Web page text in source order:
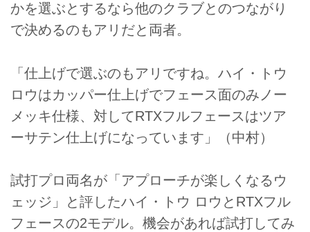
かを選ぶとするなら他のクラブとのつながり
で決めるのもアリだと両者。
「仕上げで選ぶのもアリですね。ハイ・トウ
ロウはカッパー仕上げでフェース面のみノー
メッキ仕様、対してRTXフルフェースはツア
ーサテン仕上げになっています」（中村）
試打プロ両名が「アプローチが楽しくなるウ
ェッジ」と評したハイ・トウ ロウとRTXフル
フェースの2モデル。機会があれば試打してみ